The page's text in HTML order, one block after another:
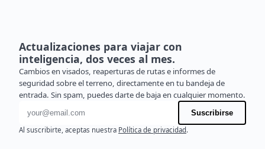
Actualizaciones para viajar con
inteligencia, dos veces al mes.
Cambios en visados, reaperturas de rutas e informes de
seguridad sobre el terreno, directamente en tu bandeja de
entrada. Sin spam, puedes darte de baja en cualquier momento.
Dirección de correo electrónico
Suscribirse
Al suscribirte, aceptas nuestra Política de privacidad.